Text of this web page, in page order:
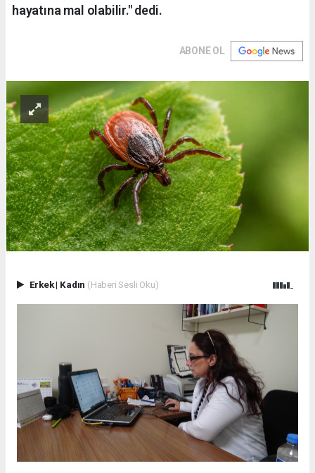
hayatına mal olabilir." dedi.
ABONE OL
Erkek| Kadın (Haberi Sesli Oku)